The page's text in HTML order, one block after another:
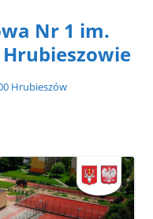
Nr 1 im.
Hrubieszowie
Hrubieszów